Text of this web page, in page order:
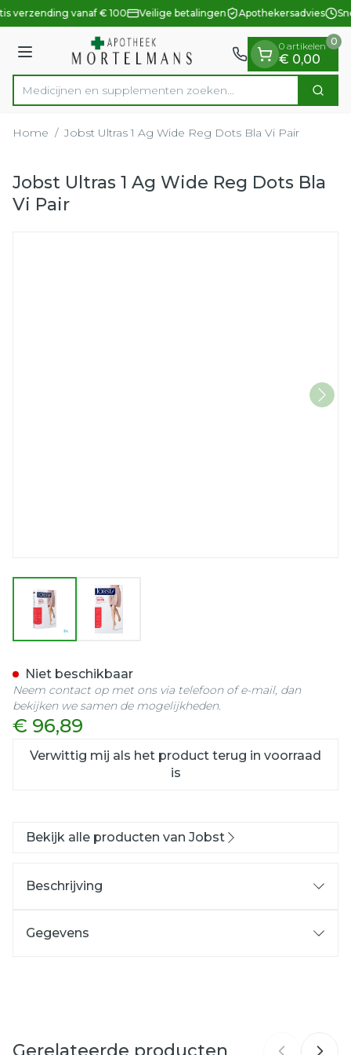
Ga naar de inhoud
1 van 1
verzending vanaf € 100 Veilige betalingen Apothekersadvies
Menu
Product, merk, categorie...
Medicijnen en supplementen zoeken... Zoek
0 artikelen
€ 0,00
0
Home / Jobst Ultras 1 Ag Wide Reg Dots Bla Vi Pair
Jobst Ultras 1 Ag Wide Reg Dots Bla
Vi Pair
View larger imageView larger image
€ 96,89
Verwittig mij als het product terug in voorraad
is
Niet beschikbaar
Neem contact op met ons via telefoon of e-mail, dan
bekijken we samen de mogelijkheden.
Bekijk alle producten van Jobst
Beschrijving
Gegevens
Merken Jobst